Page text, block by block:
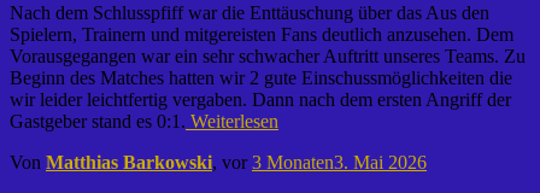
Nach dem Schlusspfiff war die Enttäuschung über das Aus den
Spielern, Trainern und mitgereisten Fans deutlich anzusehen. Dem
Vorausgegangen war ein sehr schwacher Auftritt unseres Teams. Zu
Beginn des Matches hatten wir 2 gute Einschussmöglichkeiten die
wir leider leichtfertig vergaben. Dann nach dem ersten Angriff der
Gastgeber stand es 0:1. Weiterlesen
Von Matthias Barkowski, vor3 Monaten3. Mai 2026